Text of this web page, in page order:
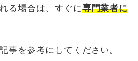
る場合は、すぐに専門業者に
事を参考にしてください。